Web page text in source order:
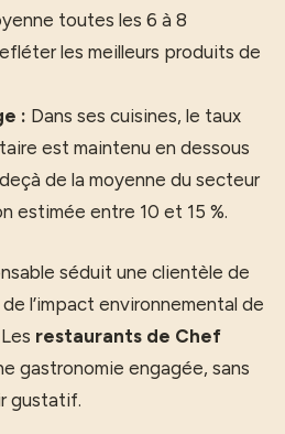
toutes les 6 à 8
les meilleurs produits de
: Dans ses cuisines, le taux
est maintenu en dessous
de la moyenne du secteur
estimée entre 10 et 15 %.
séduit une clientèle de
l’impact environnemental de
restaurants de Chef
gastronomie engagée, sans
gustatif.